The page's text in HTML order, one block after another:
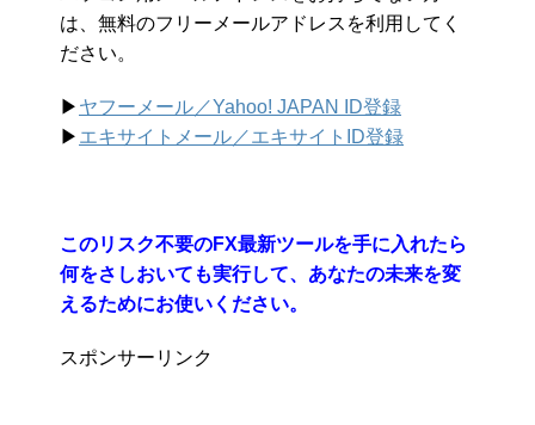
は、無料のフリーメールアドレスを利用してく
ださい。
▶︎ ヤフーメール／Yahoo! JAPAN ID登録
▶︎ エキサイトメール／エキサイトID登録
このリスク不要のFX最新ツールを手に入れたら
何をさしおいても実行して、あなたの未来を変
えるためにお使いください。
スポンサーリンク